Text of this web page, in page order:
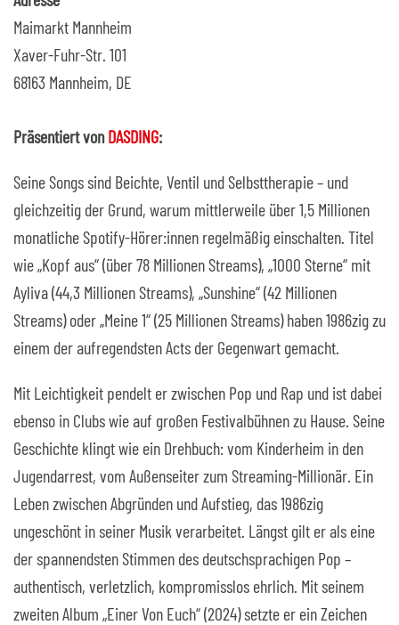
Maimarkt Mannheim
Xaver-Fuhr-Str. 101
68163 Mannheim, DE
Präsentiert vonDASDING:
Seine Songs sind Beichte, Ventil und Selbsttherapie – und
gleichzeitig der Grund, warum mittlerweile über 1,5 Millionen
monatliche Spotify-Hörer:innen regelmäßig einschalten. Titel
wie „Kopf aus“ (über 78 Millionen Streams), „1000 Sterne“ mit
Ayliva (44,3 Millionen Streams), „Sunshine“ (42 Millionen
Streams) oder „Meine 1“ (25 Millionen Streams) haben 1986zig zu
einem der aufregendsten Acts der Gegenwart gemacht.
Mit Leichtigkeit pendelt er zwischen Pop und Rap und ist dabei
ebenso in Clubs wie auf großen Festivalbühnen zu Hause. Seine
Geschichte klingt wie ein Drehbuch: vom Kinderheim in den
Jugendarrest, vom Außenseiter zum Streaming-Millionär. Ein
Leben zwischen Abgründen und Aufstieg, das 1986zig
ungeschönt in seiner Musik verarbeitet. Längst gilt er als eine
der spannendsten Stimmen des deutschsprachigen Pop –
authentisch, verletzlich, kompromisslos ehrlich. Mit seinem
zweiten Album „Einer Von Euch“ (2024) setzte er ein Zeichen